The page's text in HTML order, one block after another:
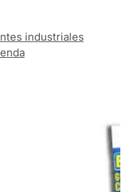
industriales